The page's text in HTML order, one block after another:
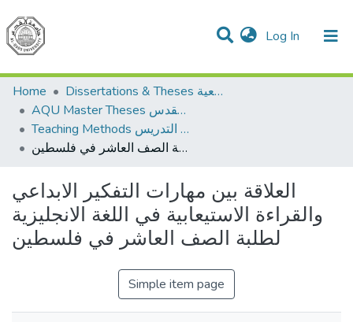
Log In (current)
Communities & Collections
All of DSpace
Home
Dissertations & Theses الرسائل الجامعية
AQU Master Theses الرسائل الجامعية الخاصة بجامعة القدس
Teaching Methods أساليب التدريس
العلاقة بين مهارات التفكير الابداعي والقراءة الاستيعابية في اللغة الانجليزية لطلبة الصف العاشر في فلسطين
العلاقة بين مهارات التفكير الابداعي
والقراءة الاستيعابية في اللغة الانجليزية
لطلبة الصف العاشر في فلسطين
Simple item page